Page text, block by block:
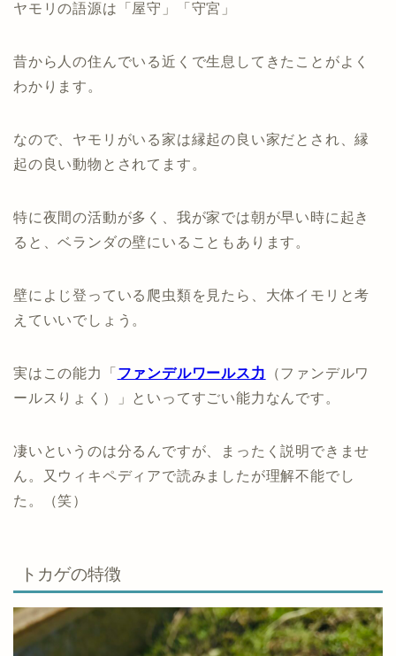
ヤモリの語源は「屋守」「守宮」
昔から人の住んでいる近くで生息してきたことがよく
わかります。
なので、ヤモリがいる家は縁起の良い家だとされ、縁
起の良い動物とされてます。
特に夜間の活動が多く、我が家では朝が早い時に起き
ると、ベランダの壁にいることもあります。
壁によじ登っている爬虫類を見たら、大体イモリと考
えていいでしょう。
実はこの能力「 ファンデルワールス力 （ファンデルワ
ールスりょく）」といってすごい能力なんです。
凄いというのは分るんですが、まったく説明できませ
ん。又ウィキペディアで読みましたが理解不能でし
た。（笑）
トカゲの特徴